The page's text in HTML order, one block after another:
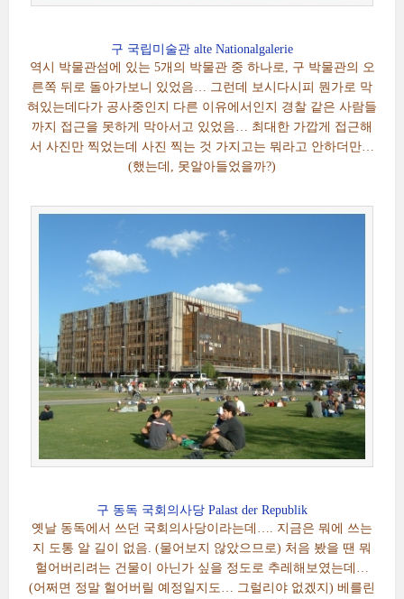
구 국립미술관 alte Nationalgalerie
역시 박물관섬에 있는 5개의 박물관 중 하나로, 구 박물관의 오
른쪽 뒤로 돌아가보니 있었음… 그런데 보시다시피 뭔가로 막
혀있는데다가 공사중인지 다른 이유에서인지 경찰 같은 사람들
까지 접근을 못하게 막아서고 있었음… 최대한 가깝게 접근해
서 사진만 찍었는데 사진 찍는 것 가지고는 뭐라고 안하더만…
(했는데, 못알아들었을까?)
구 동독 국회의사당 Palast der Republik
옛날 동독에서 쓰던 국회의사당이라는데…. 지금은 뭐에 쓰는
지 도통 알 길이 없음. (물어보지 않았으므로) 처음 봤을 땐 뭐
헐어버리려는 건물이 아닌가 싶을 정도로 추레해보였는데…
(어쩌면 정말 헐어버릴 예정일지도… 그럴리야 없겠지) 베를린